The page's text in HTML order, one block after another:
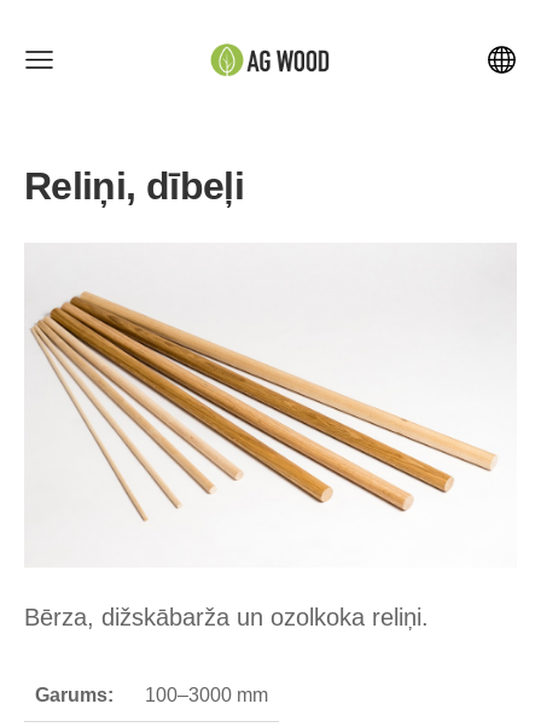
Reliņi, dībeļi
Bērza, dižskābarža un ozolkoka reliņi.
Garums: 100–3000 mm